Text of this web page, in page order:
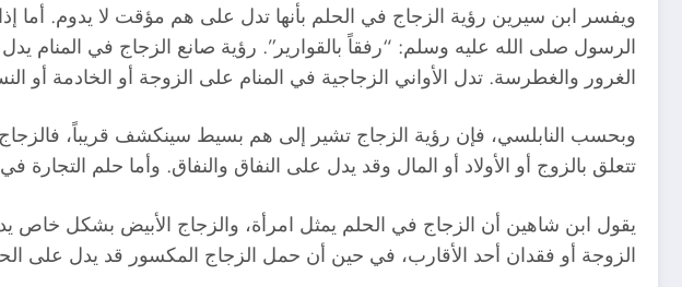
ويفسر ابن سيرين رؤية الزجاج في الحلم بأنها تدل على هم مؤقت لا يدوم. أما
الرسول صلى الله عليه وسلم: “رفقاً بالقوارير”. رؤية صانع الزجاج في المنام
الغرور والغطرسة. تدل الأواني الزجاجية في المنام على الزوجة أو الخادمة أو
وبحسب النابلسي، فإن رؤية الزجاج تشير إلى هم بسيط سينكشف قريباً،
تتعلق بالزوج أو الأولاد أو المال وقد يدل على النفاق والنفاق. وأما حلم
يقول ابن شاهين أن الزجاج في الحلم يمثل امرأة، والزجاج الأبيض بشكل خاص
الزوجة أو فقدان أحد الأقارب، في حين أن حمل الزجاج المكسور قد يدل على